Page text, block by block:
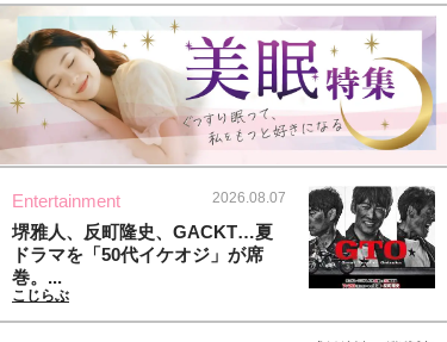
Entertainment 2026.08.07
堺雅人、反町隆史、GACKT…夏
ドラマを「50代イケオジ」が席
巻。...
こじらぶ